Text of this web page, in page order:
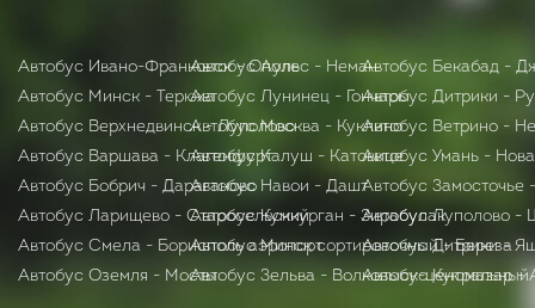
Автобус Ивано-Франковск - Ополе
Автобус Минск - Терюха
Автобус Верхнедвинск - Луполово
Автобус Варшава - Клагенфурт
Автобус Бобрич - Дараганово
Автобус Ларищево - Старосельский
Автобус Смела - Борисполь аэропорт
Автобус Оземля - Мосты
Автобус Аульс - Неман
Автобус Лунинец - Гончары
Автобус Москва - Куклино
Автобус Калуш - Катовице
Автобус Навои - Дашт
Автобус Кумкурган - Зирабулак
Автобус Минск сортировочный - Бepeзa
Автобус Зельва - Волковыск-центральный
Автобус Бекабад -
Автобус Дитрики -
Автобус Ветрино -
Автобус Умань -
Автобус
Автобус Луполово -
Автобус Дитрики -
Автобус Куюмазар -